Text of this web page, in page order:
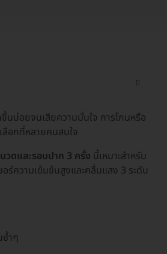
บ่อยจนเสียความมั่นใจ การโกนหรือ
ลือกที่หลายคนสนใจ
ดและรอบปาก 3 ครั้ง นี้เหมาะสำหรับ
ร์ความเข้มข้นสูงและคลื่นแสง 3 ระดับ
ำๆ